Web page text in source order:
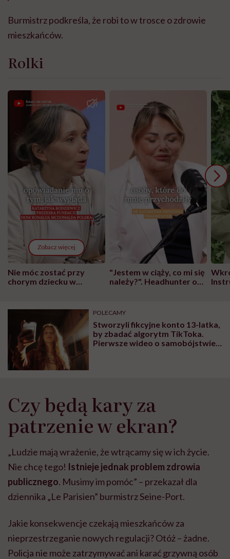
Burmistrz podkreśla, że robi to w trosce o zdrowie
mieszkańców.
Rolki
Zobacz więcej
Nie móc zostać przy
chorym dziecku w
może chyba tylko
głupota i brak
wyobraźni"
"Jestem w ciąży, co mi się
należy?". Headhunter o
pracy
POLECAMY
Stworzyli fikcyjne konto 13-latka,
by zbadać algorytm TikToka.
Pierwsze wideo o samobójstwie
Czy będą kary za
patrzenie w ekran?
„Ludzie mają wrażenie, że wtrącamy się w ich życie.
Nie chcę tego! Istnieje jednak problem zdrowia
publicznego. Musimy im pomóc” – przekazał dla
dziennika „Le Parisien” burmistrz Seine-Port.
Jakie konsekwencje czekają mieszkańców za
nieprzestrzeganie nowych regulacji? Otóż – żadne.
Policja nie może zatrzymywać ani karać grzywną osób